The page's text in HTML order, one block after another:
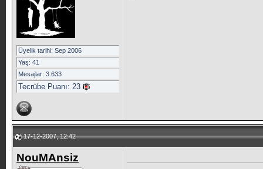
Üyelik tarihi: Sep 2006
Yaş: 41
Mesajlar: 3.633
Tecrübe Puanı: 23
17-12-2007, 12:42
NouMAnsiz